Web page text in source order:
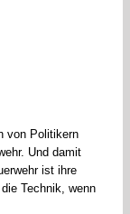
von Politikern
Und damit
ist ihre
Technik, wenn